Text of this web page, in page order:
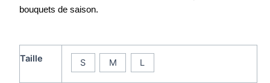
à
bouquets de saison.
Taille S M L
Bouquet